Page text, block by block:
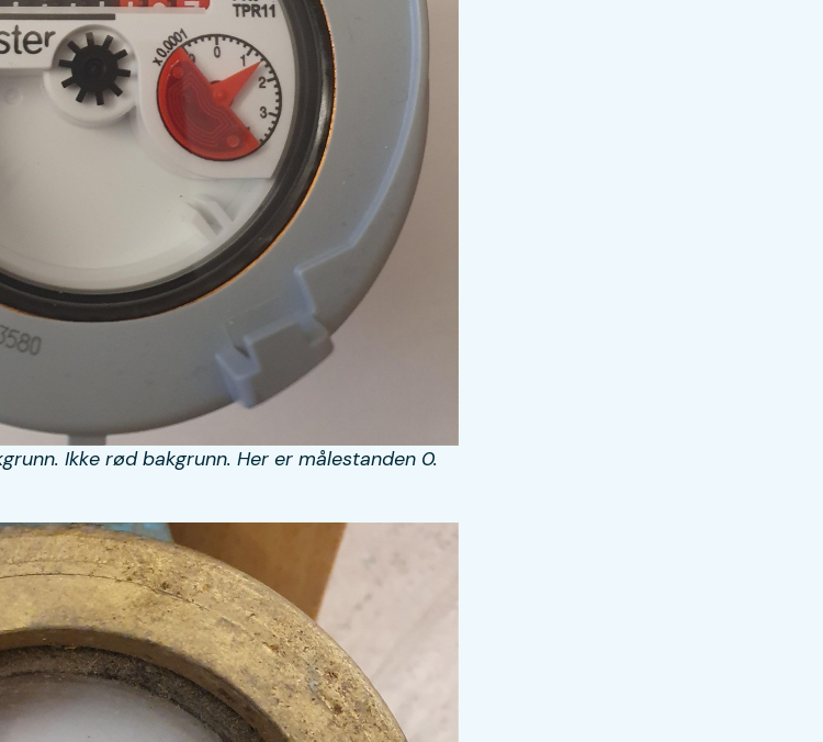
Ikke rød bakgrunn. Her er målestanden 0.